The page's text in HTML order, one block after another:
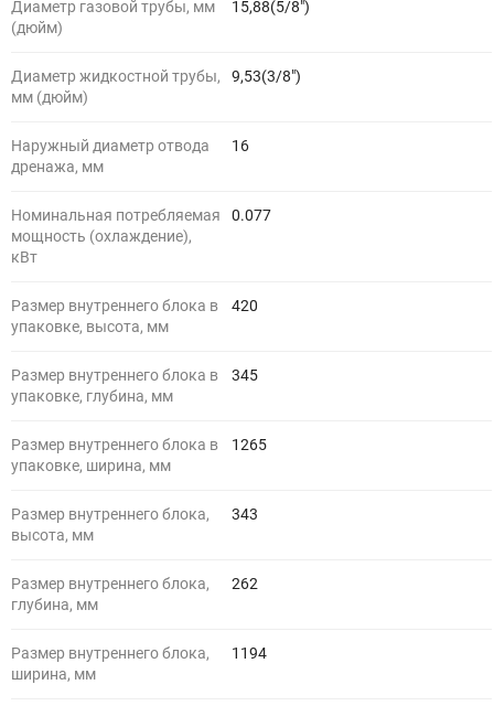
Диаметр газовой трубы, мм
(дюйм)
15,88(5/8")
Диаметр жидкостной трубы,
мм (дюйм)
9,53(3/8")
Наружный диаметр отвода
дренажа, мм
16
Номинальная потребляемая
мощность (охлаждение),
кВт
0.077
Размер внутреннего блока в
упаковке, высота, мм
420
Размер внутреннего блока в
упаковке, глубина, мм
345
Размер внутреннего блока в
упаковке, ширина, мм
1265
Размер внутреннего блока,
высота, мм
343
Размер внутреннего блока,
глубина, мм
262
Размер внутреннего блока,
ширина, мм
1194